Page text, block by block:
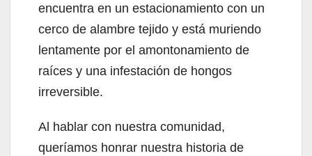
encuentra en un estacionamiento con un
cerco de alambre tejido y está muriendo
lentamente por el amontonamiento de
raíces y una infestación de hongos
irreversible.
Al hablar con nuestra comunidad,
queríamos honrar nuestra historia de